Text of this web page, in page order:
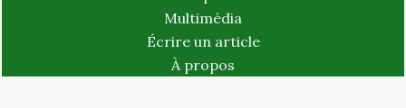
Multimédia
Écrire un article
À propos